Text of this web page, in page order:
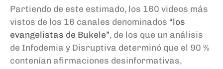
Partiendo de este estimado, los 160 videos más
vistos de los 16 canales denominados “los
evangelistas de Bukele”, de los que un análisis
de Infodemia y Disruptiva determinó que el 90 %
contenían afirmaciones desinformativas,